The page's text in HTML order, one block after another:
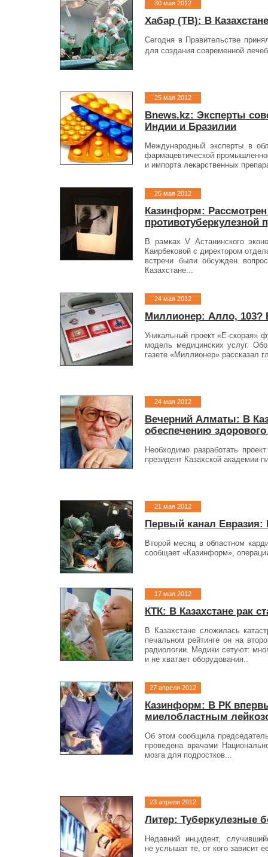
30 мая 2012
Хабар (ТВ): В
Сегодня в Правительстве
для создания современной
25 мая 2012
Bnews.kz: Эксперты
Индии и Бразилии
Международный эксперты в
фармацевтической
и импорта лекарственных
25 мая 2012
Казинформ:
противотуберкулезной
В рамках V Астанинского
Каирбековой с директором
встречи были обсужден
Казахстане...
24 мая 2012
Миллионер: Алло, 103?
Уникальный проект «Е-скорая»
модель медицинских услуг.
газете «Миллионер» рассказал
24 мая 2012
Вечерний Алматы: В
обеспечению здорового
Необходимо разработать
президент Казахской акаде­мии
21 мая 2012
Первый канал Евразия:
Второй месяц в областном
сообщает «Казинформ»,
17 мая 2012
КТК: В Казахстане рак
В Казахстане сложилась
печальном рейтинге он на
радиологии. Медики сетуют:
и не хватает оборудования..
27 апреля 2012
Казинформ: В PК
миелобластным
Об этом сообщила
проведена врачами
мозга для подростков...
23 апреля 2012
Литер: Туберкулезные
Недавний инцидент,
не услышат те, от кого зависит